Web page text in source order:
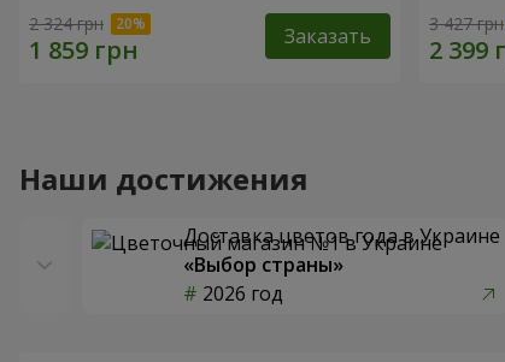
2 324 грн Заказать 3 427 грн
Наши достижения
Доставка цветов года в Украине
«Выбор страны»
2026 год